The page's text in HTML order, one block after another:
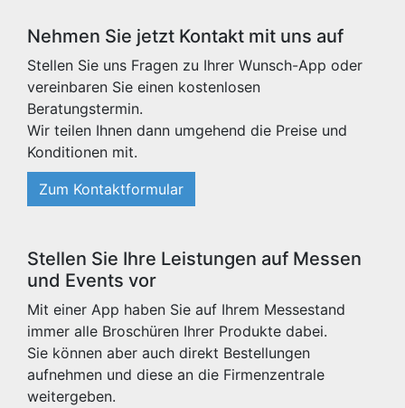
Nehmen Sie jetzt Kontakt mit uns auf
Stellen Sie uns Fragen zu Ihrer Wunsch-App oder
vereinbaren Sie einen kostenlosen
Beratungstermin.
Wir teilen Ihnen dann umgehend die Preise und
Konditionen mit.
Zum Kontaktformular
Stellen Sie Ihre Leistungen auf Messen
und Events vor
Mit einer App haben Sie auf Ihrem Messestand
immer alle Broschüren Ihrer Produkte dabei.
Sie können aber auch direkt Bestellungen
aufnehmen und diese an die Firmenzentrale
weitergeben.